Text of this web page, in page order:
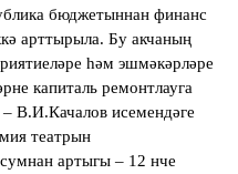
бюджетыннан финанс
арттырыла. Бу акчаның
һәм эшмәкәрләре
капиталь ремонтлауга
В.И.Качалов исемендәге
театрын
артыгы – 12 нче